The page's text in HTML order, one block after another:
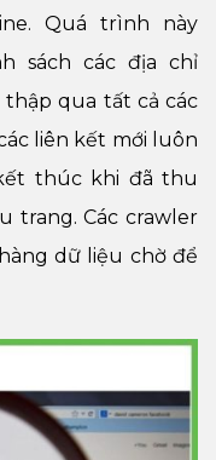
Quá trình này
sách các địa chỉ
qua tất cả các
liên kết mới luôn
thúc khi đã thu
trang. Các crawler
dữ liệu chờ để